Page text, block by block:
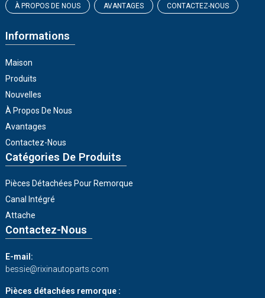
À PROPOS DE NOUS AVANTAGES CONTACTEZ-NOUS
Informations
Maison
Produits
Nouvelles
À Propos De Nous
Avantages
Contactez-Nous
Catégories De Produits
Pièces Détachées Pour Remorque
Canal Intégré
Attache
Contactez-Nous
E-mail:
bessie@rixinautoparts.com
Pièces détachées remorque :